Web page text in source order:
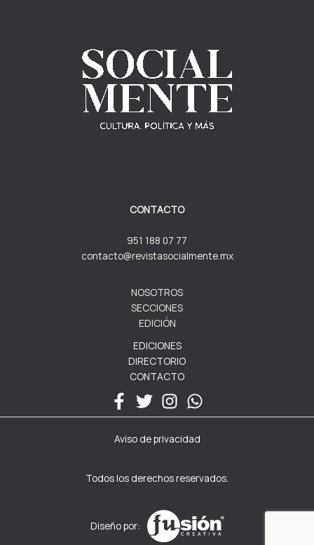
CONTACTO
951 188 07 77
contacto@revistasocialmente.mx
NOSOTROS
SECCIONES
EDICIÓN
EDICIONES
DIRECTORIO
CONTACTO
Aviso de privacidad
Todos los derechos reservados.
Diseño por: